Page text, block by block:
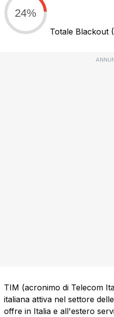
24%
Totale Blackout
TIM (acronimo di Telecom
italiana attiva nel settore
offre in Italia e all'estero